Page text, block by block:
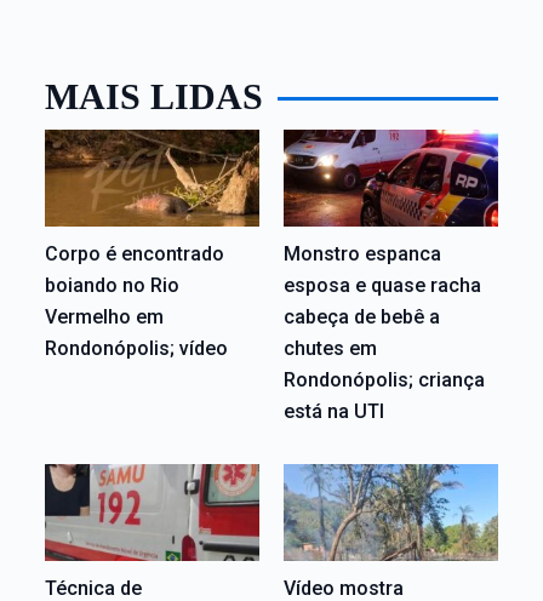
MAIS LIDAS
Corpo é encontrado
boiando no Rio
Vermelho em
Rondonópolis; vídeo
Monstro espanca
esposa e quase racha
cabeça de bebê a
chutes em
Rondonópolis; criança
está na UTI
Técnica de
Vídeo mostra